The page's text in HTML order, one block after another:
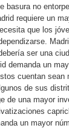
basura no
requiere un
que los
ser una
demanda un
cuentan
de sus
de una mayor
un mayor